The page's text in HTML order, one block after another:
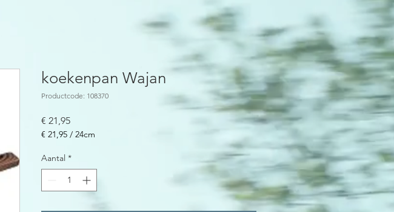
koekenpan Wajan
Productcode: 108370
€ 21,95Prijs
€ 21,95 / 24cm
per
24
Centimeters
Aantal *